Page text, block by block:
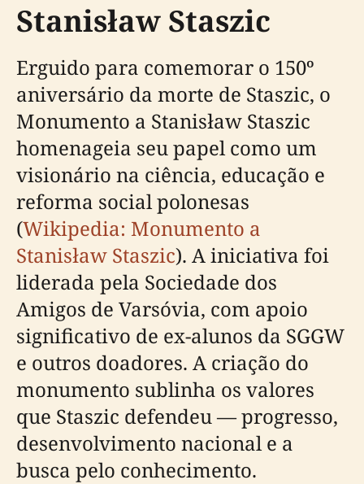
Stanisław Staszic
Erguido para comemorar o 150º
aniversário da morte de Staszic, o
Monumento a Stanisław Staszic
homenageia seu papel como um
visionário na ciência, educação e
reforma social polonesas
(Wikipedia: Monumento a
Stanisław Staszic). A iniciativa foi
liderada pela Sociedade dos
Amigos de Varsóvia, com apoio
significativo de ex-alunos da SGGW
e outros doadores. A criação do
monumento sublinha os valores
que Staszic defendeu — progresso,
desenvolvimento nacional e a
busca pelo conhecimento.